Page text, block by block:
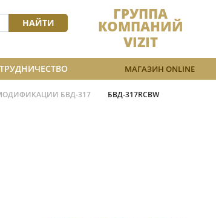
НАЙТИ
ГРУППА
КОМПАНИЙ
VIZIT
МАГАЗИН ONLINE
БВД-317 БВД-317RCBW